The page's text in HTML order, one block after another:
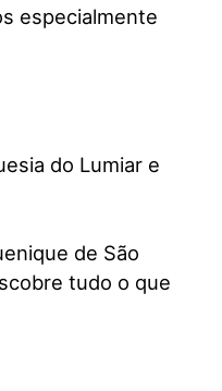
especialmente
do Lumiar e
de São
tudo o que